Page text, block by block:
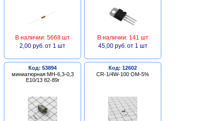
В наличии: 5668 шт
2,00 руб. от 1 шт
В наличии: 141 шт
45,00 руб. от 1 шт
Код: 53894
миниатюрная:МН-6,3-0,3
Е10/13 82-89г
Код: 12602
CR-1/4W-100 ОМ-5%